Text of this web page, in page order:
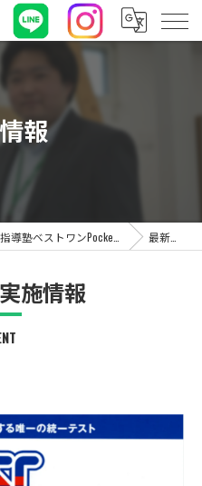
報
最新情報
施情報